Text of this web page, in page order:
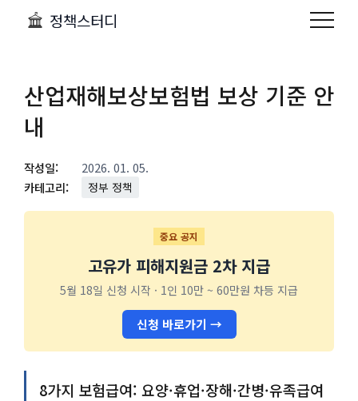
정책스터디
산업재해보상보험법 보상 기준 안
내
작성일:
2026. 01. 05.
카테고리:
정부 정책
중요 공지
고유가 피해지원금 2차 지급
5월 18일 신청 시작 · 1인 10만 ~ 60만원 차등 지급
신청 바로가기 →
8가지 보험급여: 요양·휴업·장해·간병·유족급여